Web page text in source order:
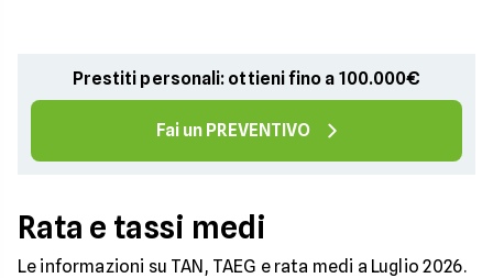
Prestiti personali: ottieni fino a 100.000€
Fai un PREVENTIVO
Rata e tassi medi
Le informazioni su TAN, TAEG e rata medi a Luglio 2026.